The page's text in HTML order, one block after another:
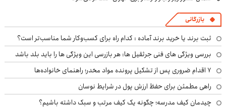
بازرگانی
ثبت برند یا خرید برند آماده : کدام راه برای کسب‌وکار شما مناسب‌تر است؟
بررسی ویژگی های فنی جرثقیل ها: هر بازرسی این ویژگی ها را باید بلد باشد
۷ اقدام ضروری پس از تشکیل پرونده مواد مخدر؛ راهنمای خانواده‌ها
راهی مطمئن برای حفظ ارزش پول در شرایط نوسان
چیدمان کیف مدرسه؛ چگونه یک کیف مرتب و سبک داشته باشیم؟